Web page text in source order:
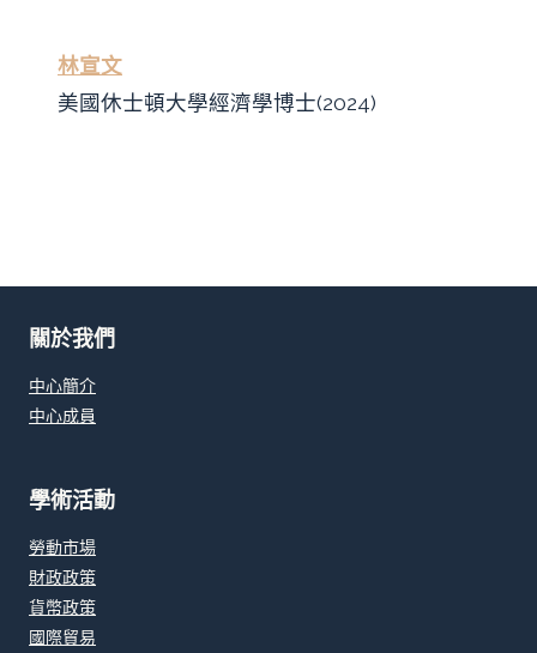
林宣文
美國休士頓大學經濟學博士(2024)
關於我們
中心簡介
中心成員
學術活動
勞動市場
財政政策
貨幣政策
國際貿易